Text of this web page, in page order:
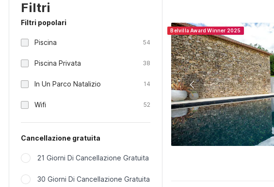
Filtri
Filtri popolari
Piscina 54
Piscina Privata 38
In Un Parco Natalizio 14
Wifi 52
Cancellazione gratuita
21 Giorni Di Cancellazione Gratuita
30 Giorni Di Cancellazione Gratuita
Belvilla Award Winner 2025